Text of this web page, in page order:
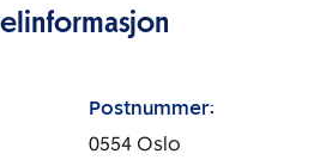
Postnummer:
0554 Oslo